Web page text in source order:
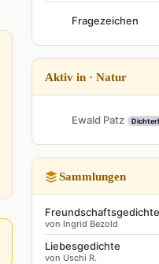
Fragezeichen
Aktiv in · Natur
Ewald Patz
Sammlungen
Freundschaftsgedichte
von Ingrid Bezold
Liebesgedichte
von Uschi R.